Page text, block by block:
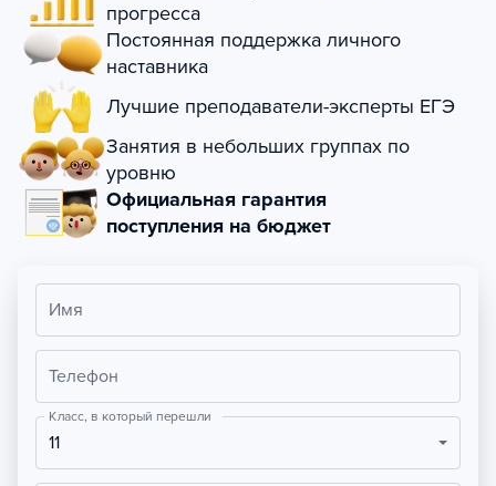
прогресса
Постоянная поддержка личного
наставника
Лучшие преподаватели-эксперты ЕГЭ
Занятия в небольших группах по
уровню
Официальная гарантия
поступления на бюджет
Имя
Телефон
Класс, в который перешли
11